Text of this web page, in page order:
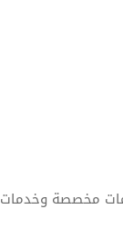
مخصصة وخدمات